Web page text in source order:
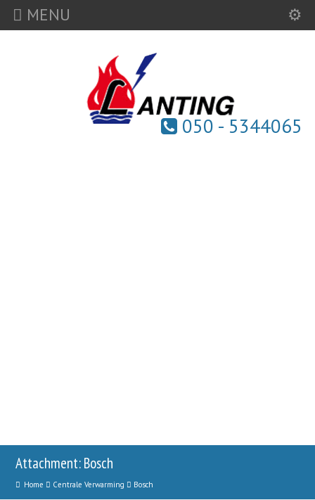
MENU
050 - 5344065
Attachment: Bosch
Home Centrale Verwarming Bosch